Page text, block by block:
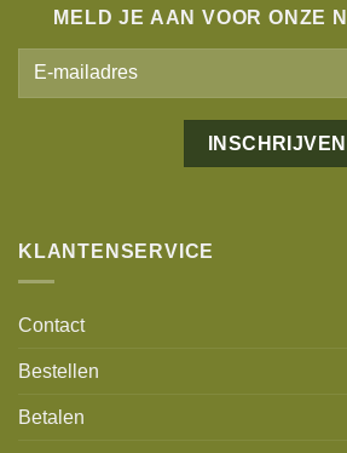
MELD JE AAN VOOR ONZE
KLANTENSERVICE
Contact
Bestellen
Betalen